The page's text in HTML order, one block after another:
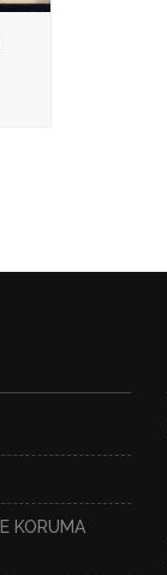
KORUMA